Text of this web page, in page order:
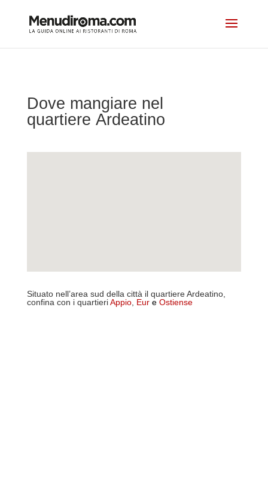
Dove mangiare nel
quartiere Ardeatino
Situato nell’area sud della città il quartiere Ardeatino,
confina con i quartieriAppio, Eur e Ostiense